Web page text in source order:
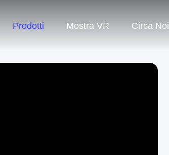
Prodotti Mostra VR Circa Noi